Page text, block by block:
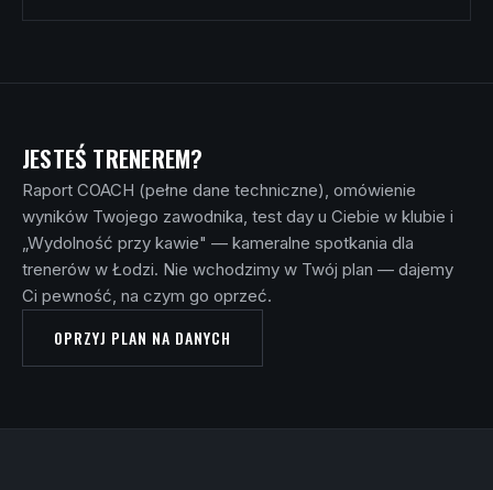
JESTEŚ TRENEREM?
Raport COACH (pełne dane techniczne), omówienie
wyników Twojego zawodnika, test day u Ciebie w klubie i
„Wydolność przy kawie" — kameralne spotkania dla
trenerów w Łodzi. Nie wchodzimy w Twój plan — dajemy
Ci pewność, na czym go oprzeć.
OPRZYJ PLAN NA DANYCH